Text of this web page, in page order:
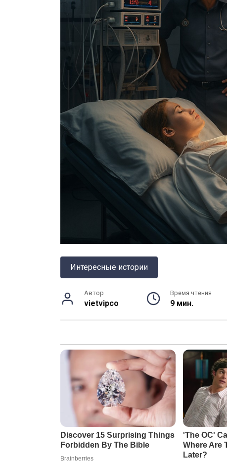
Интересные истории
Автор
vietvipco
Время чтения
9 мин.